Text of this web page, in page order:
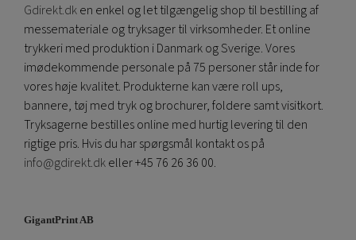
Gdirekt.dken enkel og let tilgængelig shop til bestilling af
messemateriale og tryksager til virksomheder. Et online
trykkeri med produktion i Danmark og Sverige. Vores
imødekommende personale på 75 personer står inde for
vores høje kvalitet. Produkterne kan være roll ups,
bannere, tøj med tryk og brochurer, foldere samt visitkort.
Tryksagerne bestilles online med hurtig levering til den
rigtige pris. Hvis du har spørgsmål kontakt os på
info@gdirekt.dkeller +45 76 26 36 00.
GigantPrint AB